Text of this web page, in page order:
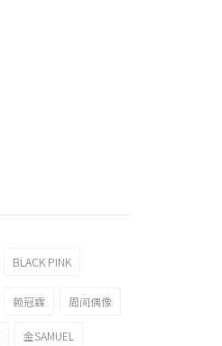
BLACK PINK
赖冠霖 周间偶像
金SAMUEL